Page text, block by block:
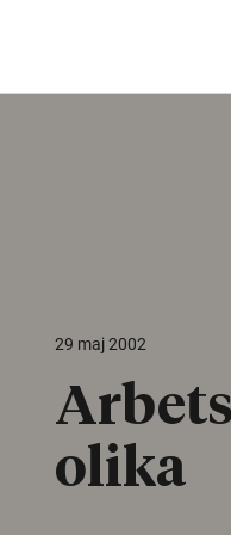
29 maj 2002
olika